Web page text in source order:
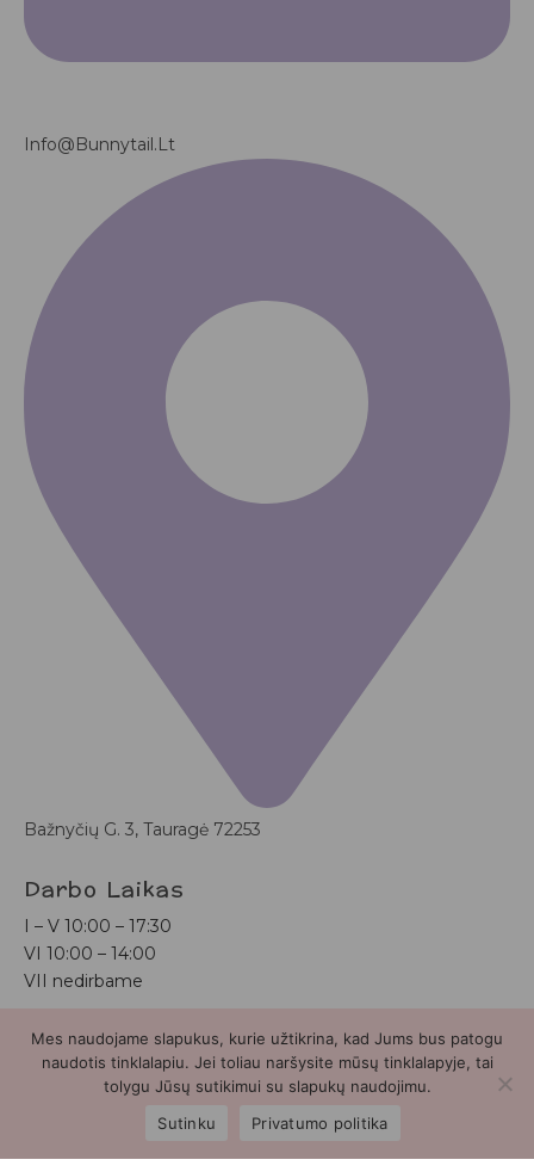
Info@bunnytail.lt
Bažnyčių G. 3, Tauragė 72253
Darbo Laikas
I – V 10:00 – 17:30
VI 10:00 – 14:00
VII nedirbame
Bunnytail.lt| Copyright 2026 | Svetainė sukurtaMyra.lt
Mes naudojame slapukus, kurie užtikrina, kad Jums bus patogu
naudotis tinklalapiu. Jei toliau naršysite mūsų tinklalapyje, tai
tolygu Jūsų sutikimui su slapukų naudojimu.
Sutinku
Privatumo politika